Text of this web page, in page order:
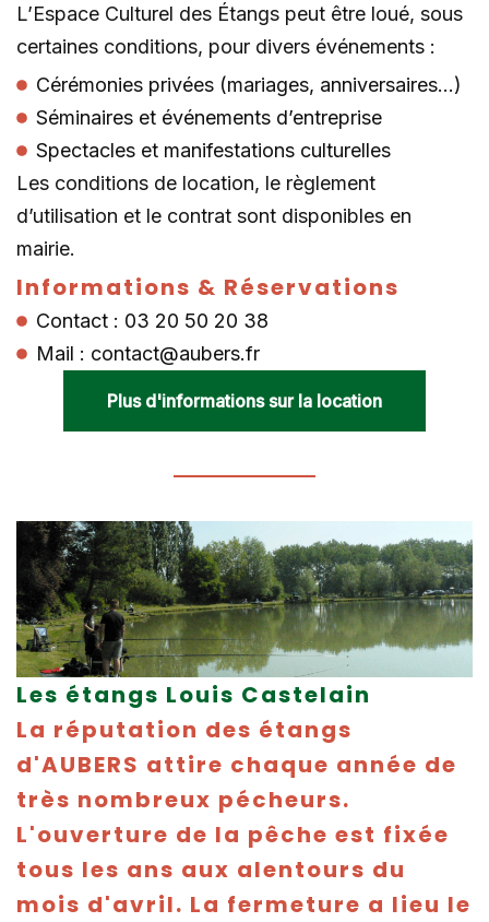
L’Espace Culturel des Étangs peut être loué, sous
certaines conditions, pour divers événements :
Cérémonies privées (mariages, anniversaires...)
Séminaires et événements d’entreprise
Spectacles et manifestations culturelles
Les conditions de location, le règlement
d’utilisation et le contrat sont disponibles en
mairie.
Informations & Réservations
Contact : 03 20 50 20 38
Mail : contact@aubers.fr
Plus d'informations sur la location
Les étangs Louis Castelain
La réputation des étangs
d'AUBERS attire chaque année de
très nombreux pécheurs.
L'ouverture de la pêche est fixée
tous les ans aux alentours du
mois d'avril. La fermeture a lieu le